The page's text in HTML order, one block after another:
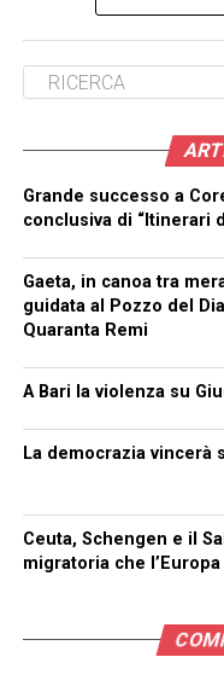
Grande successo a
conclusiva di “Itinerari
Gaeta, in canoa tra
guidata al Pozzo del
Quaranta Remi
A Bari la violenza su
La democrazia vincerà
Ceuta, Schengen e il
migratoria che